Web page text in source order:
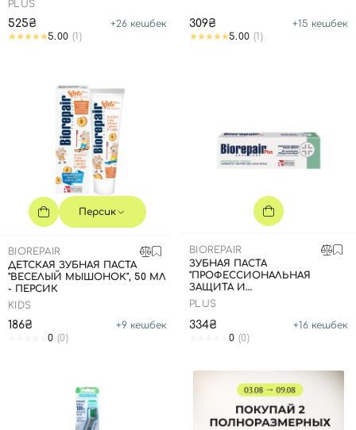
PLUS
525₴ +26 кешбек
5.00 (1)
309₴ +15 кешбек
5.00 (1)
Персик
BIOREPAIR
ДЕТСКАЯ ЗУБНАЯ ПАСТА
"ВЕСЕЛЫЙ МЫШОНОК", 50 МЛ
- ПЕРСИК
KIDS
186₴ +9 кешбек
0 (0)
BIOREPAIR
ЗУБНАЯ ПАСТА
"ПРОФЕССИОНАЛЬНАЯ
ЗАЩИТА И
ВОССТАНОВЛЕНИЕ", 75 МЛ
PLUS
334₴ +16 кешбек
0 (0)
Вход Регистрация
Отправляя форму для авторизации/регистрации, вы
принимаете условия
Пользовательские соглашения